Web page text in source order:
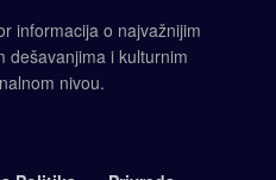
informacija o najvažnijim
dešavanjima i kulturnim
nivou.